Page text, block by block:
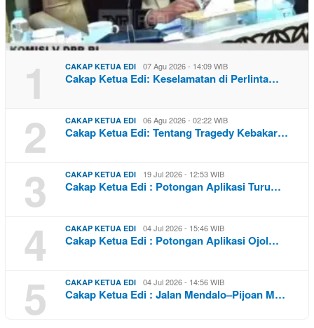
1 CAKAP KETUA EDI 07 Agu 2026 - 14:09 WIB
Cakap Ketua Edi: Keselamatan di Perlinta…
2 CAKAP KETUA EDI 06 Agu 2026 - 02:22 WIB
Cakap Ketua Edi: Tentang Tragedy Kebakar…
3 CAKAP KETUA EDI 19 Jul 2026 - 12:53 WIB
Cakap Ketua Edi : Potongan Aplikasi Turu…
4 CAKAP KETUA EDI 04 Jul 2026 - 15:46 WIB
Cakap Ketua Edi : Potongan Aplikasi Ojol…
5 CAKAP KETUA EDI 04 Jul 2026 - 14:56 WIB
Cakap Ketua Edi : Jalan Mendalo–Pijoan M…